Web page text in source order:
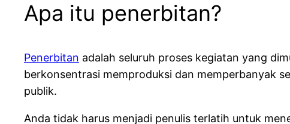
Apa itu penerbitan?
Penerbitan adalah seluruh proses kegiatan yang
berkonsentrasi memproduksi dan memperbanyak
publik.
Anda tidak harus menjadi penulis terlatih untuk